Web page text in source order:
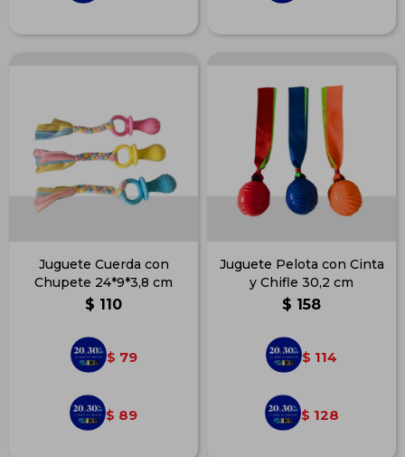
Juguete Cuerda con
Chupete 24*9*3,8 cm
$ 110
$ 79
$ 89
Juguete Pelota con Cinta
y Chifle 30,2 cm
$ 158
$ 114
$ 128